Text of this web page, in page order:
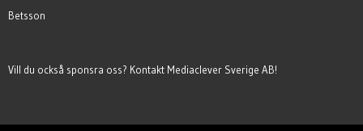
Betsson
Vill du också sponsra oss? Kontakt Mediaclever Sverige AB!